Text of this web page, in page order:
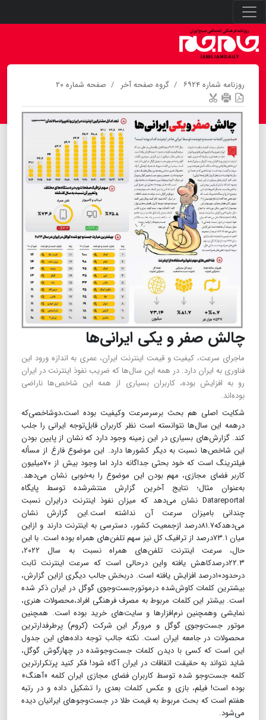
روزنامه شماره ۶۹۲۴ گروه صفحه آخر صفحه شماره ۲۰
چالش صفر و یکی ایرانی‌ها
ماجرای سرعت، کیفیت و قیمت اینترنت ایران، عمری به اندازه ورود این
فناوری به ایران دارد. در همه این سال‌ها که ضریب نفوذ اینترنت در ایران
رو به افزایش بوده، کاربران بسیاری از همه این شاخص‌ها ناراضی
بوده‌اند.
شکایت اصلی هم بحث برسرسرعت وکیفیت بوده است،دوشاخصی‌که
درهمه این سال‌ها نتوانسته است نظر کاربران قابل‌توجه ایرانی را جلب
کند. گزارش‌های بسیاری در این زمینه وجود دارد که نشان از پایین بودن
این شاخص‌ها نسبت به دیگر کشورها دارد. این موضوع فارغ از مسأله
فیلترینگ است که خود بحثی جداگانه دارد اما وجود بیش از ۷۰میلیون
کاربر فضای مجازی، مهم‌ بودن این موضوع را به‌خوبی نشان می‌دهد.
به‌عنوان مثال؛ نتایج آخرین گزارش منتشرشده توسط پایگاه
Datareportal نشان می‌دهد که میزان نفوذ اینترنت درایران نسبت
چندانی بامیزان سرعت آن نداشته است.این گزارش نشان
می‌دهدکه۸۱.۷درصد ازجمعیت کشور، دسترسی به اینترنت دارند و ازاین
میان ۷۳.۱درصد از ترافیک کل نیز سهم تلفن‌های همراه بوده است. با این
حال، سرعت اینترنت تلفن‌های همراه نسبت به سال ۲۰۲۲،
۲۲.۳درصدکاهش یافته واین درحالی است که سرعت اینترنت ثابت
درحدود۱۰درصد افزایش یافته است. دربخش جالب دیگری ازاین گزارش،
بیشترین کلمات کاوش‌شده درموتورجست‌وجوی گوگل در ایران ذکر شده
است. بیشتر این کلمات مربوط به مصرف فرهنگی افراد،محصولات هنری،
نمایشی وهمچنین نرم‌افزارها و سایت‌های خرید بوده است. همچنین
موتور جست‌وجوی گوگل و مرورگر این شرکت (کروم) پرطرفدارترین
محصولات در جامعه ایران است. نکته جالب توجه داده‌های این جدول
این است که کسی با دیدن کلمات جست‌وجوشده در چهارگوش گوگل،
شاید نتواند به حقیقت اتفاقات در ایران آگاه شود! فکر کنید پرتکرارترین
کلمه جست‌وجو شده توسط کاربران فضای مجازی ایران کلمه «آهنگ»
بوده است! فیلم، بازی و عکس کلمات بعدی را تشکیل داده‌ و در رتبه
هفتم است که بحث مربوط به قیمت طلا در جست‌وجوهای ایرانیان دیده
می‌شود.